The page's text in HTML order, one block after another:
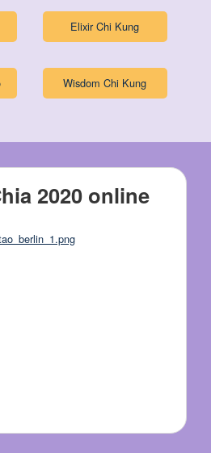
Elixir Chi Kung
Wisdom Chi Kung
2020 online